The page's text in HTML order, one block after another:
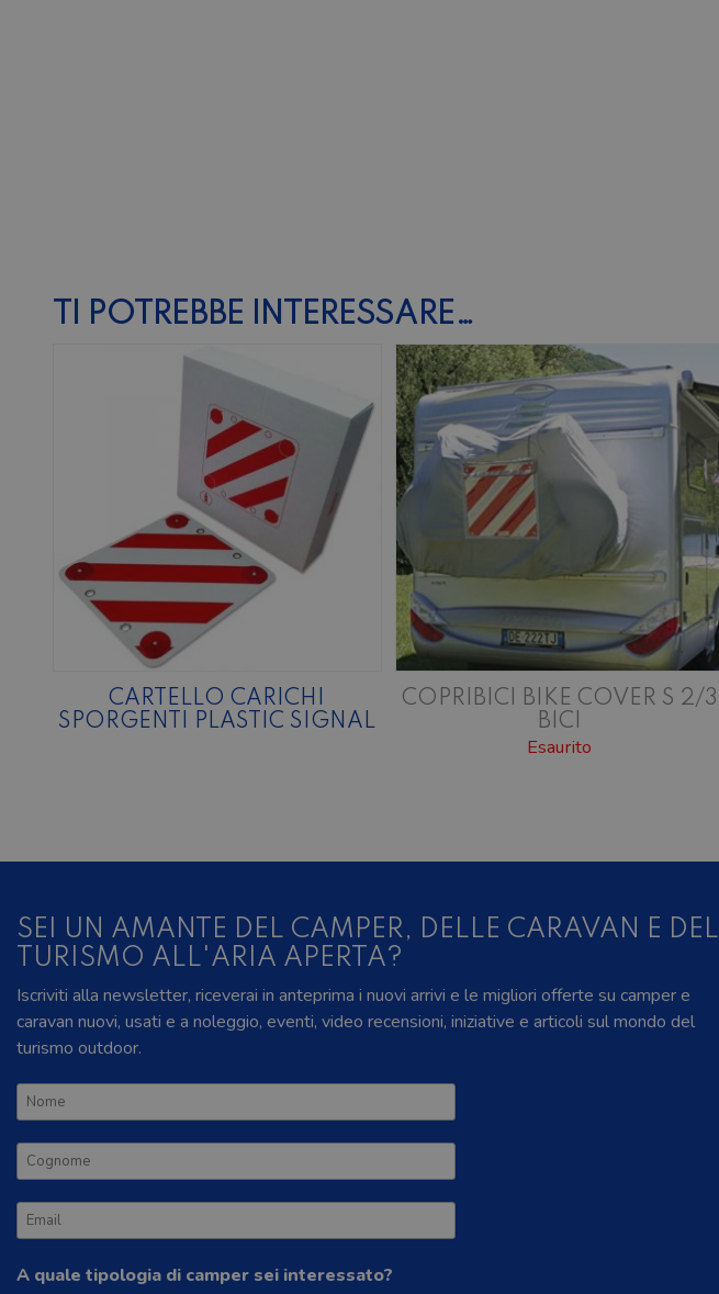
TI POTREBBE INTERESSARE…
CARTELLO CARICHI
SPORGENTI PLASTIC SIGNAL
COPRIBICI BIKE COVER S 2/3
BICI
Esaurito
SEI UN AMANTE DEL CAMPER, DELLE CARAVAN E DEL
TURISMO ALL'ARIA APERTA?
Iscriviti alla newsletter, riceverai in anteprima i nuovi arrivi e le migliori offerte su camper e
caravan nuovi, usati e a noleggio, eventi, video recensioni, iniziative e articoli sul mondo del
turismo outdoor.
A quale tipologia di camper sei interessato?